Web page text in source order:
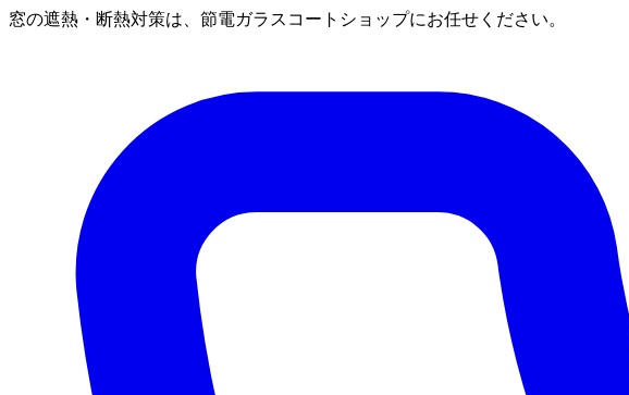
窓の遮熱・断熱対策は、節電ガラスコートショップにお任せください。